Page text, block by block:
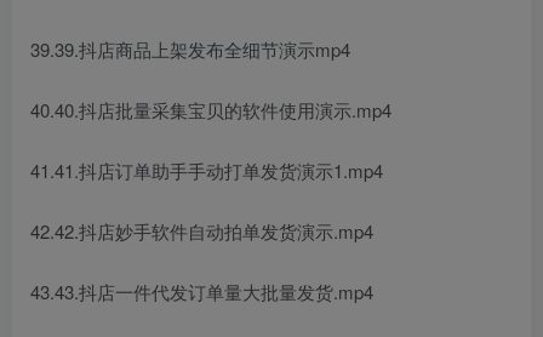
39.39.抖店商品上架发布全细节演示mp4
40.40.抖店批量采集宝贝的软件使用演示.mp4
41.41.抖店订单助手手动打单发货演示1.mp4
42.42.抖店妙手软件自动拍单发货演示.mp4
43.43.抖店一件代发订单量大批量发货.mp4